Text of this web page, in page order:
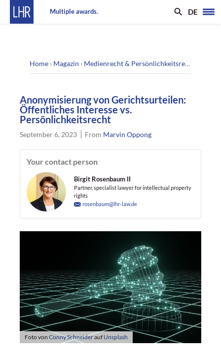
Multiple awards. DE
Home › Magazin › Medienrecht & Persönlichkeitsrecht
Anonymisierung von Gerichtsurteilen:
Öffentliches Interesse vs.
Persönlichkeitsrecht
September 6, 2023 From Marvin Oppong
Your contact person
Birgit Rosenbaum II
Partner, specialist lawyer for intellectual property
rights
rosenbaum@lhr-law.de
Foto vonConny Schneiderauf Unsplash